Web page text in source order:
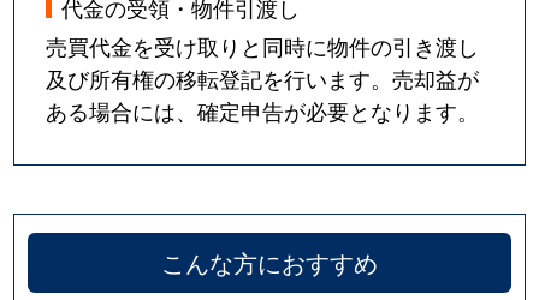
代金の受領・物件引渡し
売買代金を受け取りと同時に物件の引き渡し
及び所有権の移転登記を行います。売却益が
ある場合には、確定申告が必要となります。
こんな方におすすめ